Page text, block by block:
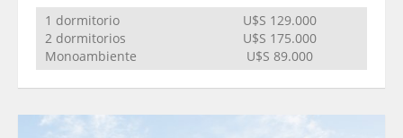
1 dormitorio
U$S 129.000
2 dormitorios
U$S 175.000
Monoambiente
U$S 89.000